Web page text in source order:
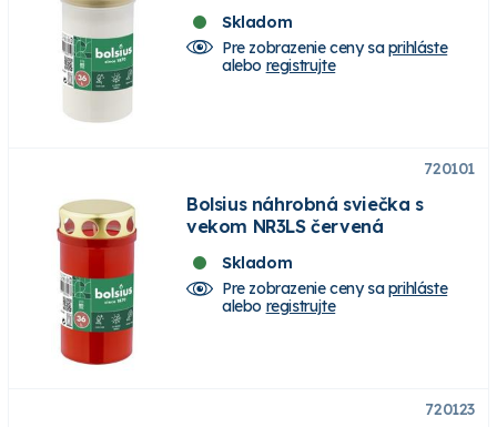
Skladom
Pre zobrazenie ceny saprihláste
alebo registrujte
720101
Bolsius náhrobná sviečka s
vekom NR3LS červená
Skladom
Pre zobrazenie ceny saprihláste
alebo registrujte
720123